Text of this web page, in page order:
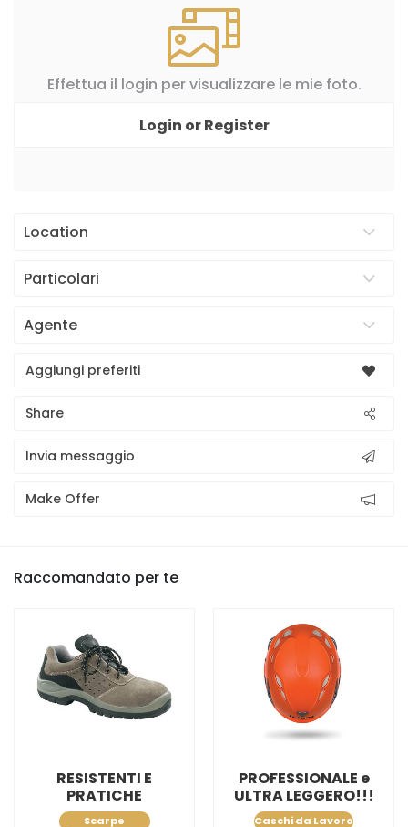
Effettua il login per visualizzare le mie foto.
Login or Register
Location
Particolari
Agente
Aggiungi preferiti
Share
Invia messaggio
Make Offer
Raccomandato per te
RESISTENTI E
PRATICHE
Scarpe
PROFESSIONALE e
ULTRA LEGGERO!!!
Caschi da Lavoro